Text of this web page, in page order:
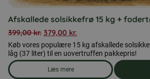
Afskallede solsikkefrø 15 kg +
399,00kr. 379,00 kr.
Køb vores populære 15 kg afskallede
låg (37 liter) til en uovertruffen pakkepris!
Læs mere
om produkten Afskallede